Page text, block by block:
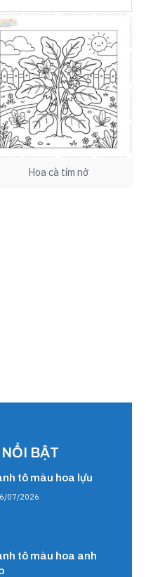
Hoa cà tím nở
BẬT
tô màu hoa lựu
07/2026
tô màu hoa anh